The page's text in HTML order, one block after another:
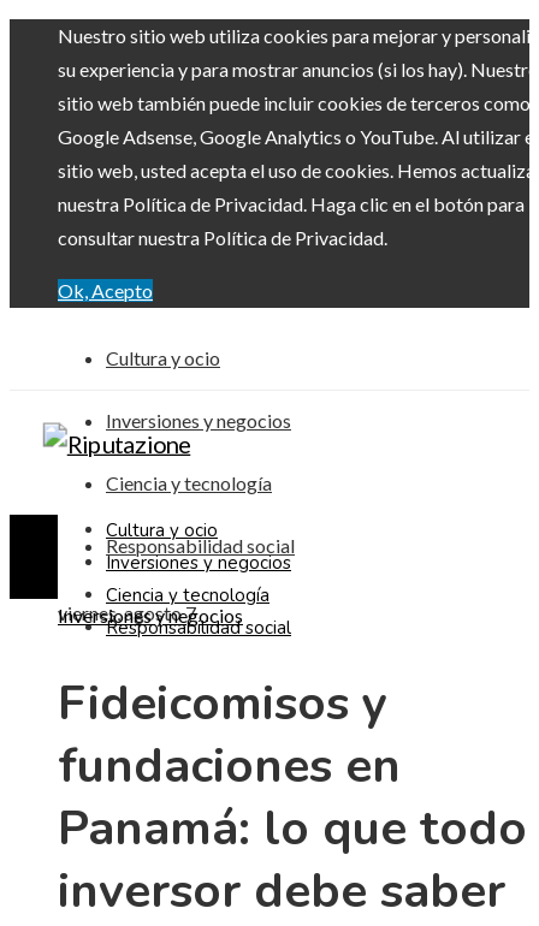
Nuestro sitio web utiliza cookies para mejorar y
su experiencia y para mostrar anuncios (si los hay). Nuestro
sitio web también puede incluir cookies de terceros como
Google Adsense, Google Analytics o YouTube. Al utilizar el
sitio web, usted acepta el uso de cookies. Hemos
nuestra Política de Privacidad. Haga clic en el botón para
consultar nuestra Política de Privacidad.
Ok, Acepto
Cultura y ocio
Inversiones y negocios
Ciencia y tecnología
Responsabilidad social
viernes, agosto 7
Cultura y ocio
Inversiones y negocios
Ciencia y tecnología
Responsabilidad social
Inversiones y negocios
Fideicomisos y
fundaciones en
Panamá: lo que todo
inversor debe saber